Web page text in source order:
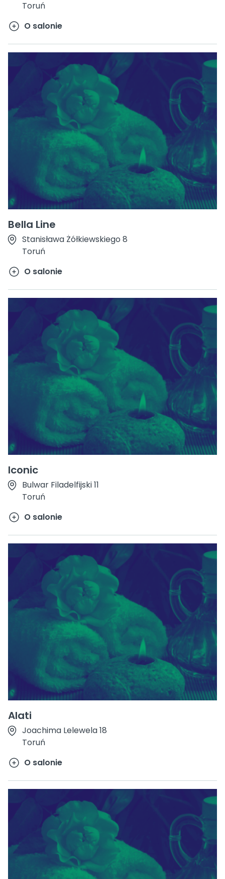
Toruń
O salonie
Bella Line
Stanisława Żółkiewskiego 8
Toruń
O salonie
Iconic
Bulwar Filadelfijski 11
Toruń
O salonie
Alati
Joachima Lelewela 18
Toruń
O salonie